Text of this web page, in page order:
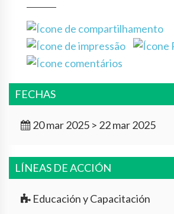
FECHAS
20 mar 2025 > 22 mar 2025
LÍNEAS DE ACCIÓN
Educación y Capacitación